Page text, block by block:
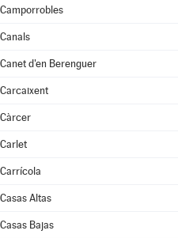
Camporrobles
Canals
Canet d'en Berenguer
Carcaixent
Càrcer
Carlet
Carrícola
Casas Altas
Casas Bajas